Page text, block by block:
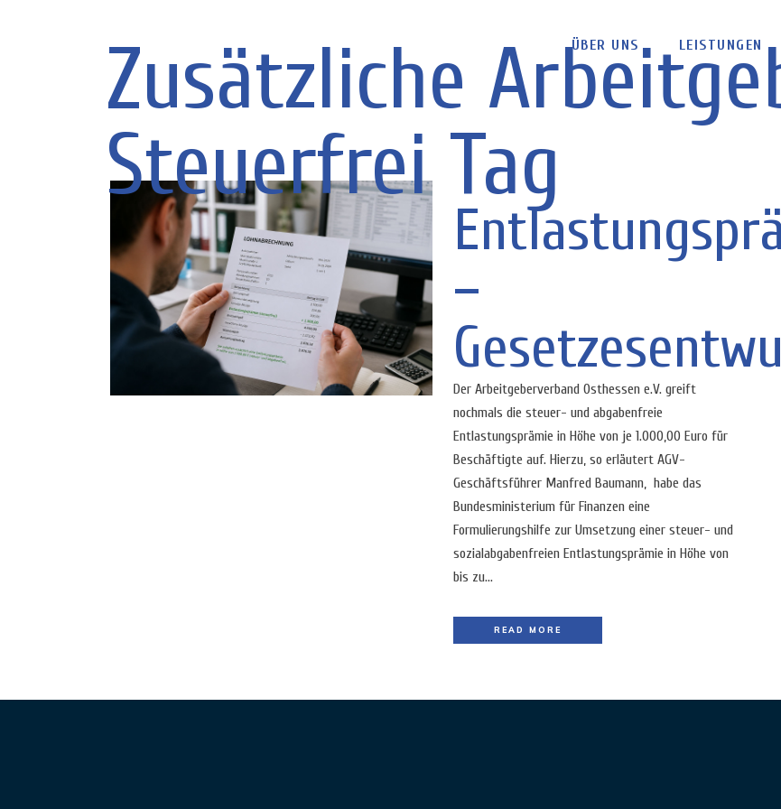
ÜBER UNS LEISTUNGEN
Zusätzliche
Steuerfrei Tag
–
Der Arbeitgeberverband Osthessen e.V. greift
nochmals die steuer- und abgabenfreie
Entlastungsprämie in Höhe von je 1.000,00 Euro für
Beschäftigte auf. Hierzu, so erläutert AGV-
Geschäftsführer Manfred Baumann, habe das
Bundesministerium für Finanzen eine
Formulierungshilfe zur Umsetzung einer steuer- und
sozialabgabenfreien Entlastungsprämie in Höhe von
bis zu...
READ MORE